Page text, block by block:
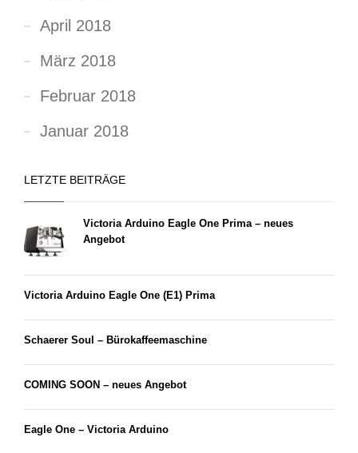
April 2018
März 2018
Februar 2018
Januar 2018
LETZTE BEITRÄGE
Victoria Arduino Eagle One Prima – neues
Angebot
Victoria Arduino Eagle One (E1) Prima
Schaerer Soul – Bürokaffeemaschine
COMING SOON – neues Angebot
Eagle One – Victoria Arduino